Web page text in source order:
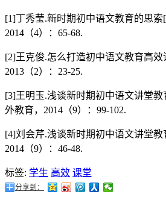
[1]丁秀莹.新时期初中语文教育的思索
2014（4）：65-68.
[2]王克俊.怎么打造初中语文教育高效
2013（2）：23-25.
[3]王明玉.浅谈新时期初中语文讲堂
外教育，2014（9）：99-102.
[4]刘会芹.浅谈新时期初中语文讲堂教
2014（9）：46-48.
标签: 学生 高效 课堂
分享到：